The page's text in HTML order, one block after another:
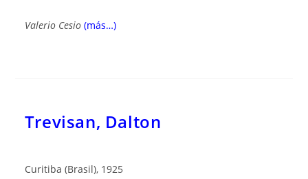
Valerio Cesio (más…)
Trevisan, Dalton
Curitiba (Brasil), 1925